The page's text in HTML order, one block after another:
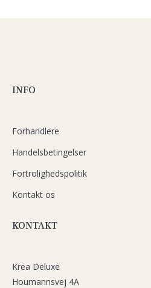
INFO
Forhandlere
Handelsbetingelser
Fortrolighedspolitik
Kontakt os
KONTAKT
Krea Deluxe
Houmannsvej 4A